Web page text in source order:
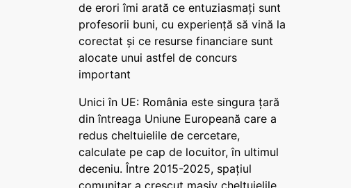
de erori îmi arată ce entuziasmați sunt
profesorii buni, cu experiență să vină la
corectat și ce resurse financiare sunt
alocate unui astfel de concurs
important
Unici în UE: România este singura țară
din întreaga Uniune Europeană care a
redus cheltuielile de cercetare,
calculate pe cap de locuitor, în ultimul
deceniu. Între 2015-2025, spațiul
comunitar a crescut masiv cheltuielile